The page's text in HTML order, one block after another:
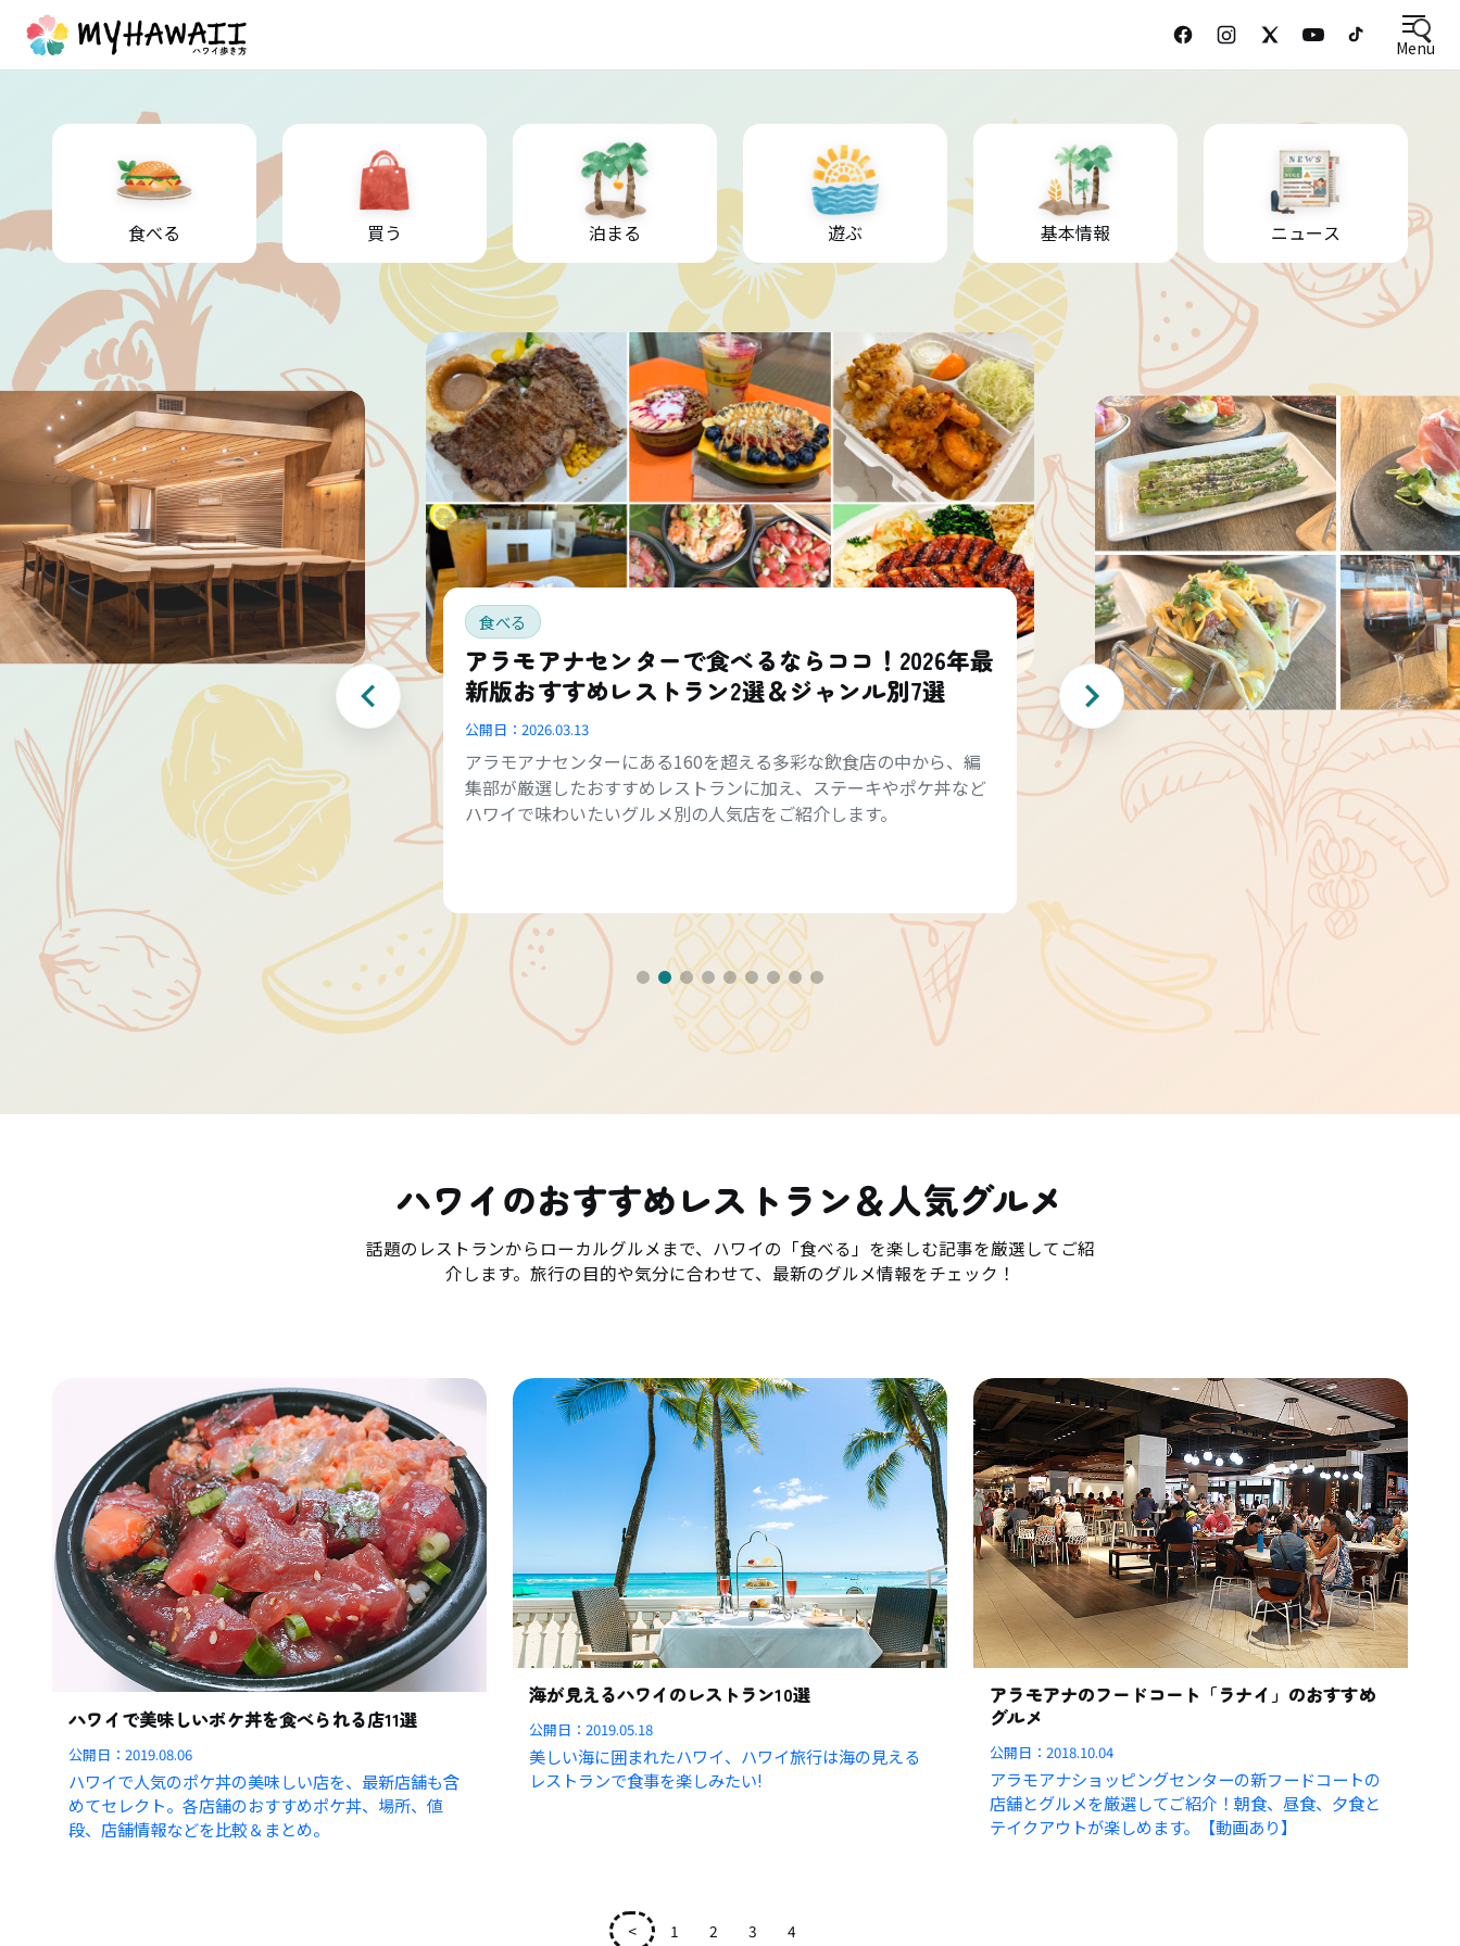
Menu
食べる 買う 泊まる 遊ぶ 基本情報 ニュース
食べる
アラモアナセンターで食べるならココ！2026年最
新版おすすめレストラン2選＆ジャンル別7選
公開日： 2026.03.13
アラモアナセンターにある160を超える多彩な飲食店の中から、編
集部が厳選したおすすめレストランに加え、ステーキやポケ丼など
ハワイで味わいたいグルメ別の人気店をご紹介します。
ハワイのおすすめレストラン＆人気グルメ
話題のレストランからローカルグルメまで、ハワイの「食べる」を楽しむ記事を厳選してご紹
介します。旅行の目的や気分に合わせて、最新のグルメ情報をチェック！
ハワイで美味しいポケ丼を食べられる店11選
公開日：2019.08.06
ハワイで人気のポケ丼の美味しい店を、最新店舗も含
めてセレクト。各店舗のおすすめポケ丼、場所、値
段、店舗情報などを比較＆まとめ。
海が見えるハワイのレストラン10選
公開日：2019.05.18
美しい海に囲まれたハワイ、ハワイ旅行は海の見える
レストランで食事を楽しみたい!
アラモアナのフードコート「ラナイ」のおすすめ
グルメ
公開日：2018.10.04
アラモアナショッピングセンターの新フードコートの
店舗とグルメを厳選してご紹介！朝食、昼食、夕食と
テイクアウトが楽しめます。【動画あり】
< 1 2 3 4